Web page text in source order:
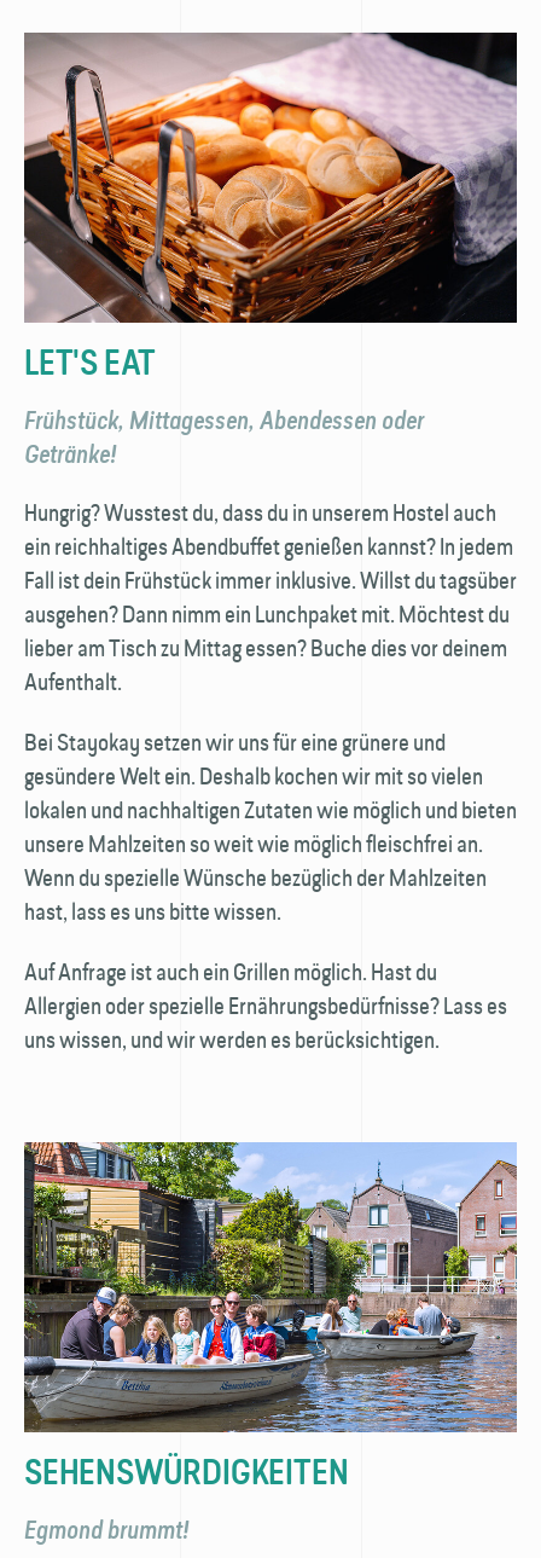
LET'S EAT
Frühstück, Mittagessen, Abendessen oder
Getränke!
Hungrig? Wusstest du, dass du in unserem Hostel auch
ein reichhaltiges Abendbuffet genießen kannst? In jedem
Fall ist dein Frühstück immer inklusive. Willst du tagsüber
ausgehen? Dann nimm ein Lunchpaket mit. Möchtest du
lieber am Tisch zu Mittag essen? Buche dies vor deinem
Aufenthalt.
Bei Stayokay setzen wir uns für eine grünere und
gesündere Welt ein. Deshalb kochen wir mit so vielen
lokalen und nachhaltigen Zutaten wie möglich und bieten
unsere Mahlzeiten so weit wie möglich fleischfrei an.
Wenn du spezielle Wünsche bezüglich der Mahlzeiten
hast, lass es uns bitte wissen.
Auf Anfrage ist auch ein Grillen möglich. Hast du
Allergien oder spezielle Ernährungsbedürfnisse? Lass es
uns wissen, und wir werden es berücksichtigen.
SEHENSWÜRDIGKEITEN
Egmond brummt!